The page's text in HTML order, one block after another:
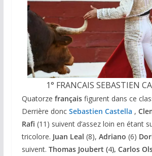
1° FRANCAIS SEBASTIEN
Quatorze françaisfigurent dans ce
Derrière donc Sebastien Castella ,
Rafi (11) suivent d’assez loin en étant
tricolore. Juan Leal (8), Adriano (6)
suivent. Thomas Joubert (4), Carlos